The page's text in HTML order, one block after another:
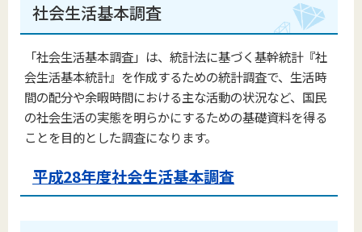
社会生活基本調査
「社会生活基本調査」は、統計法に基づく基幹統計『社
会生活基本統計』を作成するための統計調査で、生活時
間の配分や余暇時間における主な活動の状況など、国民
の社会生活の実態を明らかにするための基礎資料を得る
ことを目的とした調査になります。
平成28年度社会生活基本調査